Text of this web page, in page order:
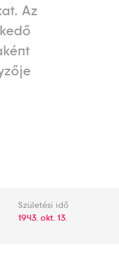
Az
Születési idő
1943. okt. 13.